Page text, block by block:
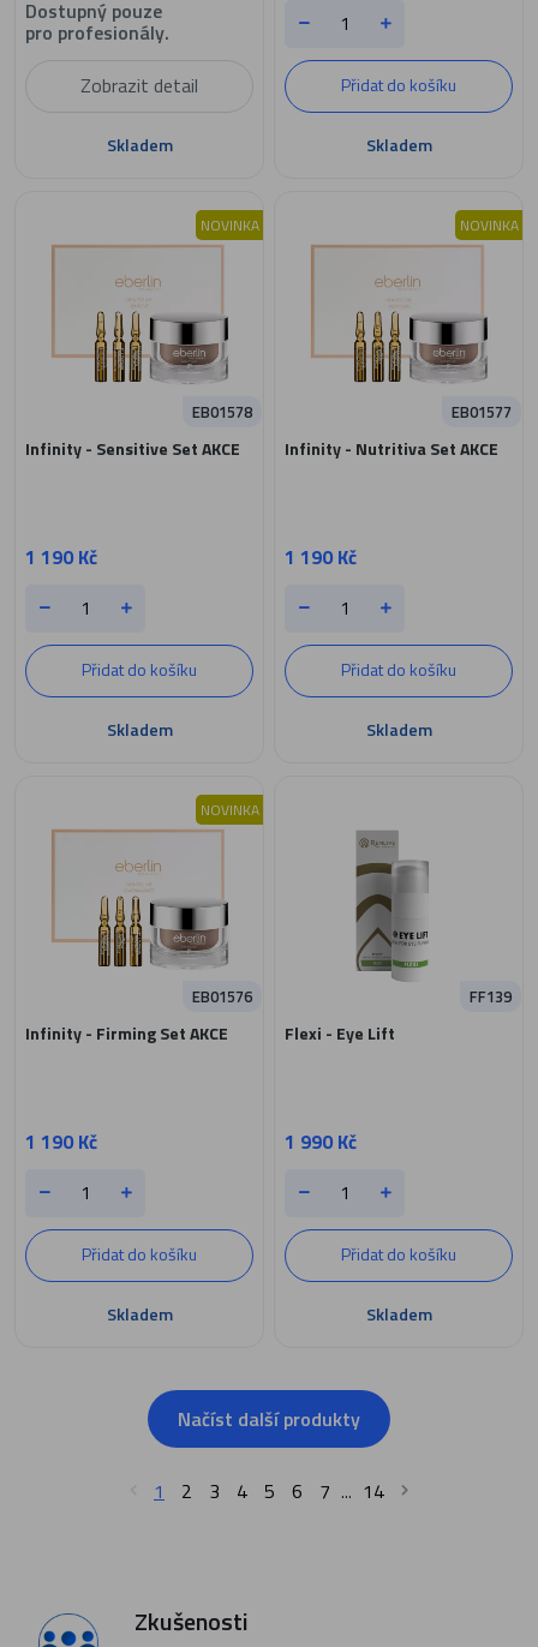
Dostupný pouze
pro profesionály.
Zobrazit detail
Skladem
Přidat do košíku
Skladem
NOVINKA
Infinity - Sensitive Set AKCE
1 190 Kč
EB01578
Přidat do košíku
Skladem
NOVINKA
Infinity - Nutritiva Set AKCE
1 190 Kč
EB01577
Přidat do košíku
Skladem
NOVINKA
Infinity - Firming Set AKCE
1 190 Kč
EB01576
Přidat do košíku
Skladem
Flexi - Eye Lift
1 990 Kč
FF139
Přidat do košíku
Skladem
Načíst další produkty
1 2 3 4 5 6 7 ... 14
Zkušenosti